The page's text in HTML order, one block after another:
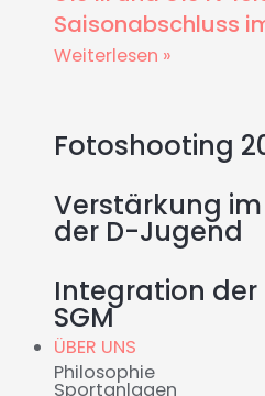
Saisonabschluss
Weiterlesen »
Fotoshooting
Verstärkung
der D-Jugend
Integration der
SGM
ÜBER UNS
Philosophie
Sportanlagen